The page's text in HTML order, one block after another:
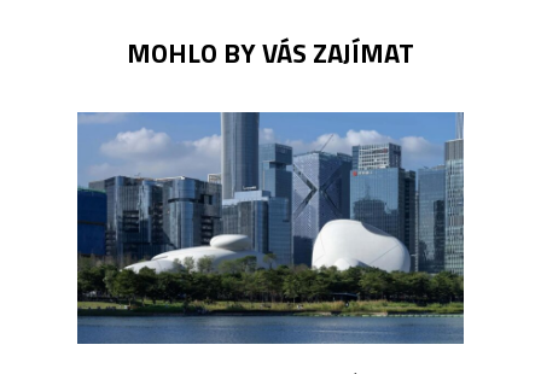
MOHLO BY VÁS ZAJÍMAT